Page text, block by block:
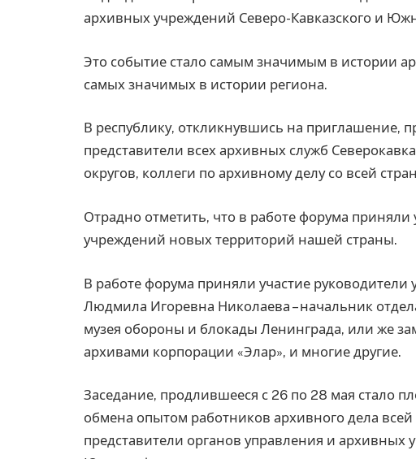
архивных учреждений Северо-Кавказского и
Это событие стало самым значимым в истории
самых значимых в истории региона.
В республику, откликнувшись на приглашение,
представители всех архивных служб
округов, коллеги по архивному делу со всей
Отрадно отметить, что в работе форума приняли
учреждений новых территорий нашей страны.
В работе форума приняли участие
Людмила Игоревна Николаева – начальник
музея обороны и блокады Ленинграда, или же
архивами корпорации «Элар», и многие другие.
Заседание, продлившееся с 26 по 28 мая стало
обмена опытом работников архивного дела
представители органов управления и архивных